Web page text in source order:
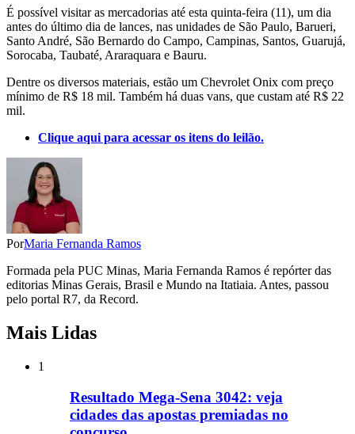
É possível visitar as mercadorias até esta quinta-feira (11), um dia
antes do último dia de lances, nas unidades de São Paulo, Barueri,
Santo André, São Bernardo do Campo, Campinas, Santos, Guarujá,
Sorocaba, Taubaté, Araraquara e Bauru.
Dentre os diversos materiais, estão um Chevrolet Onix com preço
mínimo de R$ 18 mil. Também há duas vans, que custam até R$ 22
mil.
Clique aqui para acessar os itens do leilão.
PorMaria Fernanda Ramos
Formada pela PUC Minas, Maria Fernanda Ramos é repórter das
editorias Minas Gerais, Brasil e Mundo na Itatiaia. Antes, passou
pelo portal R7, da Record.
Mais Lidas
1
Resultado Mega-Sena 3042: veja
cidades das apostas premiadas no